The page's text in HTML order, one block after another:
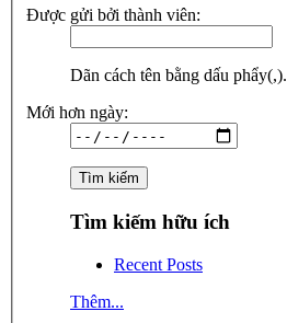
Được gửi bởi thành viên:
Dãn cách tên bằng dấu phẩy(,).
Mới hơn ngày:
Tìm kiếm hữu ích
Recent Posts
Thêm...